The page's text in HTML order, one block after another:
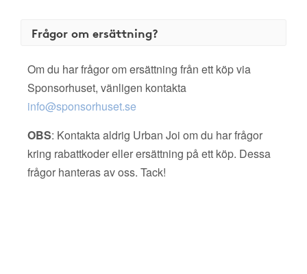
Frågor om ersättning?
Om du har frågor om ersättning från ett köp via
Sponsorhuset, vänligen kontakta
info@sponsorhuset.se
OBS: Kontakta aldrig Urban Joi om du har frågor
kring rabattkoder eller ersättning på ett köp. Dessa
frågor hanteras av oss. Tack!